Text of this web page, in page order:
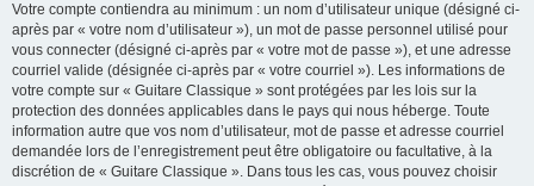
Votre compte contiendra au minimum : un nom d’utilisateur unique (désigné ci-
après par « votre nom d’utilisateur »), un mot de passe personnel utilisé pour
vous connecter (désigné ci-après par « votre mot de passe »), et une adresse
courriel valide (désignée ci-après par « votre courriel »). Les informations de
votre compte sur « Guitare Classique » sont protégées par les lois sur la
protection des données applicables dans le pays qui nous héberge. Toute
information autre que vos nom d’utilisateur, mot de passe et adresse courriel
demandée lors de l’enregistrement peut être obligatoire ou facultative, à la
discrétion de « Guitare Classique ». Dans tous les cas, vous pouvez choisir